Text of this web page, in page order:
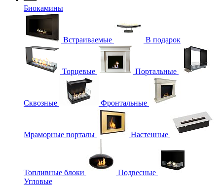
Биокамины
Встраиваемые В подарок
Торцевые Портальные
Сквозные Фронтальные
Мраморные порталы Настенные
Топливные блоки
Подвесные
Угловые